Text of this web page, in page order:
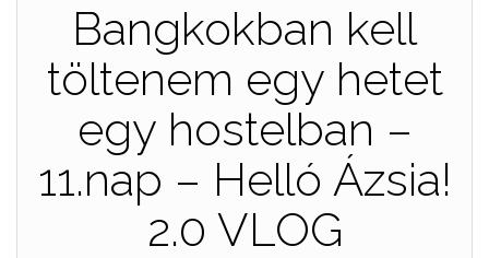
Bangkokban kell
töltenem egy hetet
egy hostelban –
11.nap – Helló Ázsia!
2.0 VLOG